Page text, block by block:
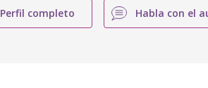
Perfil completo Habla con el